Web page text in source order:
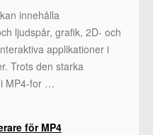
innehålla
ljudspår, grafik, 2D- och
applikationer i
Trots den starka
MP4-for …
för MP4